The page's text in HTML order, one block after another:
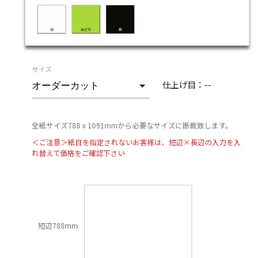
サイズ
仕上げ目： --
全紙サイズ788 x 1091mmから必要なサイズに断裁致します。
＜ご注意＞紙目を指定されないお客様は、短辺×長辺の入力を入
れ替えて価格をご確認下さい
短辺788mm